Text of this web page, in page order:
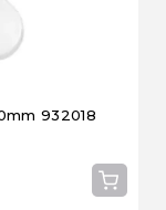
932018